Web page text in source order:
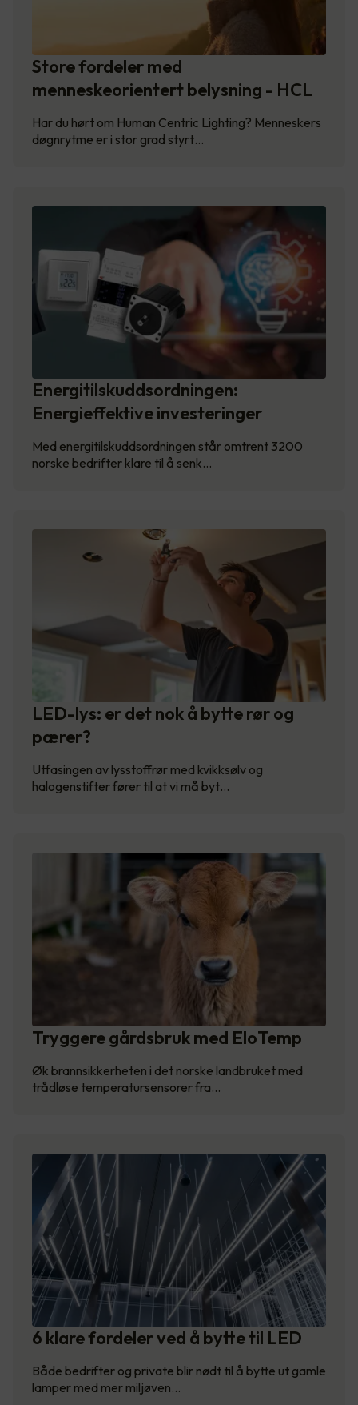
Store fordeler med
menneskeorientert belysning - HCL
Har du hørt om Human Centric Lighting? Menneskers
døgnrytme er i stor grad styrt…
Energitilskuddsordningen:
Energieffektive investeringer
Med energitilskuddsordningen står omtrent 3200
norske bedrifter klare til å senk…
LED-lys: er det nok å bytte rør og
pærer?
Utfasingen av lysstoffrør med kvikksølv og
halogenstifter fører til at vi må byt…
Tryggere gårdsbruk med EloTemp
Øk brannsikkerheten i det norske landbruket med
trådløse temperatursensorer fra…
6 klare fordeler ved å bytte til LED
Både bedrifter og private blir nødt til å bytte ut gamle
lamper med mer miljøven…